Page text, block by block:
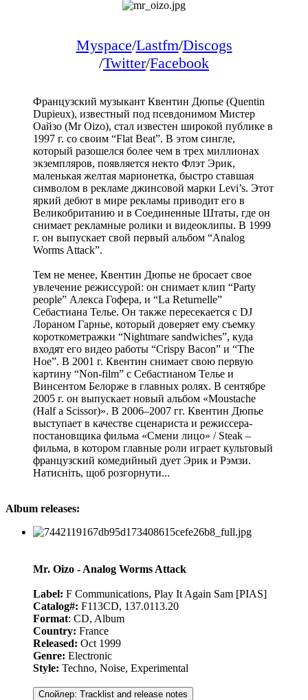
Myspace/Lastfm/Discogs
/Twitter/Facebook
Французский музыкант Квентин Дюпье (Quentin
Dupieux), известный под псевдонимом Мистер
Оайзо (Mr Oizo), стал известен широкой публике в
1997 г. со своим “Flat Beat”. В этом сингле,
который разошелся более чем в трех миллионах
экземпляров, появляется некто Флэт Эрик,
маленькая желтая марионетка, быстро ставшая
символом в рекламе джинсовой марки Levi’s. Этот
яркий дебют в мире рекламы приводит его в
Великобританию и в Соединенные Штаты, где он
снимает рекламные ролики и видеоклипы. В 1999
г. он выпускает свой первый альбом “Analog
Worms Attack”.
Тем не менее, Квентин Дюпье не бросает свое
увлечение режиссурой: он снимает клип “Party
people” Алекса Гофера, и “La Returnelle”
Себастиана Телье. Он также пересекается с DJ
Лораном Гарнье, который доверяет ему съемку
короткометражки “Nightmare sandwiches”, куда
входят его видео работы “Crispy Bacon” и “The
Hoe”. В 2001 г. Квентин снимает свою первую
картину “Non-film” с Себастианом Телье и
Винсентом Белорже в главных ролях. В сентябре
2005 г. он выпускает новый альбом «Moustache
(Half a Scissor)». В 2006–2007 гг. Квентин Дюпье
выступает в качестве сценариста и режиссера-
постановщика фильма «Смени лицо» / Steak –
фильма, в котором главные роли играет культовый
французский комедийный дует Эрик и Рэмзи.
Натисніть, щоб розгорнути...
Album releases:
Mr. Oizo - Analog Worms Attack
Label: F Communications, Play It Again Sam [PIAS]
Catalog#: F113CD, 137.0113.20
Format: CD, Album
Country: France
Released: Oct 1999
Genre: Electronic
Style: Techno, Noise, Experimental
Спойлер: Tracklist and release notes